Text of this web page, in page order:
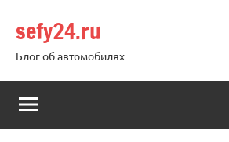
содержимому
sefy24.ru
Блог об автомобилях